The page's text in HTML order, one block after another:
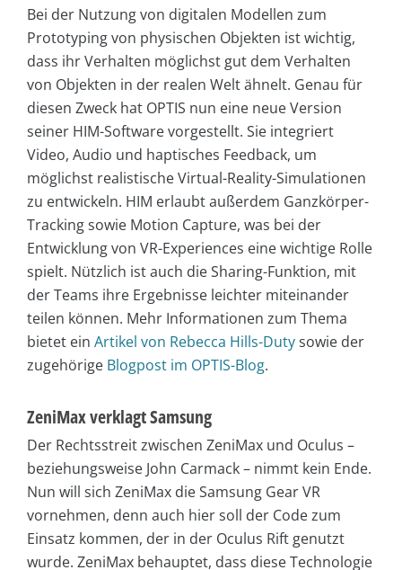
Bei der Nutzung von digitalen Modellen zum
Prototyping von physischen Objekten ist wichtig,
dass ihr Verhalten möglichst gut dem Verhalten
von Objekten in der realen Welt ähnelt. Genau für
diesen Zweck hat OPTIS nun eine neue Version
seiner HIM-Software vorgestellt. Sie integriert
Video, Audio und haptisches Feedback, um
möglichst realistische Virtual-Reality-Simulationen
zu entwickeln. HIM erlaubt außerdem Ganzkörper-
Tracking sowie Motion Capture, was bei der
Entwicklung von VR-Experiences eine wichtige Rolle
spielt. Nützlich ist auch die Sharing-Funktion, mit
der Teams ihre Ergebnisse leichter miteinander
teilen können. Mehr Informationen zum Thema
bietet ein Artikel von Rebecca Hills-Dutysowie der
zugehörige Blogpost im OPTIS-Blog.
ZeniMax verklagt Samsung
Der Rechtsstreit zwischen ZeniMax und Oculus –
beziehungsweise John Carmack – nimmt kein Ende.
Nun will sich ZeniMax die Samsung Gear VR
vornehmen, denn auch hier soll der Code zum
Einsatz kommen, der in der Oculus Rift genutzt
wurde. ZeniMax behauptet, dass diese Technologie